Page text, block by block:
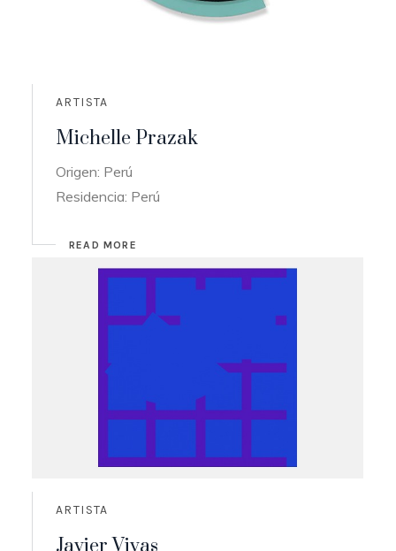
ARTISTA
Michelle Prazak
Origen: Perú
Residencia: Perú
READ MORE
ARTISTA
Javier Vivas